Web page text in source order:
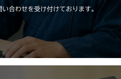
合わせを受け付けております。